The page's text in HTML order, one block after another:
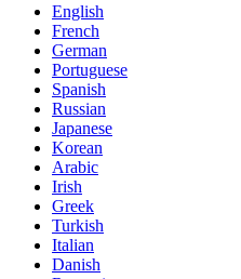
English
French
German
Portuguese
Spanish
Russian
Japanese
Korean
Arabic
Irish
Greek
Turkish
Italian
Danish